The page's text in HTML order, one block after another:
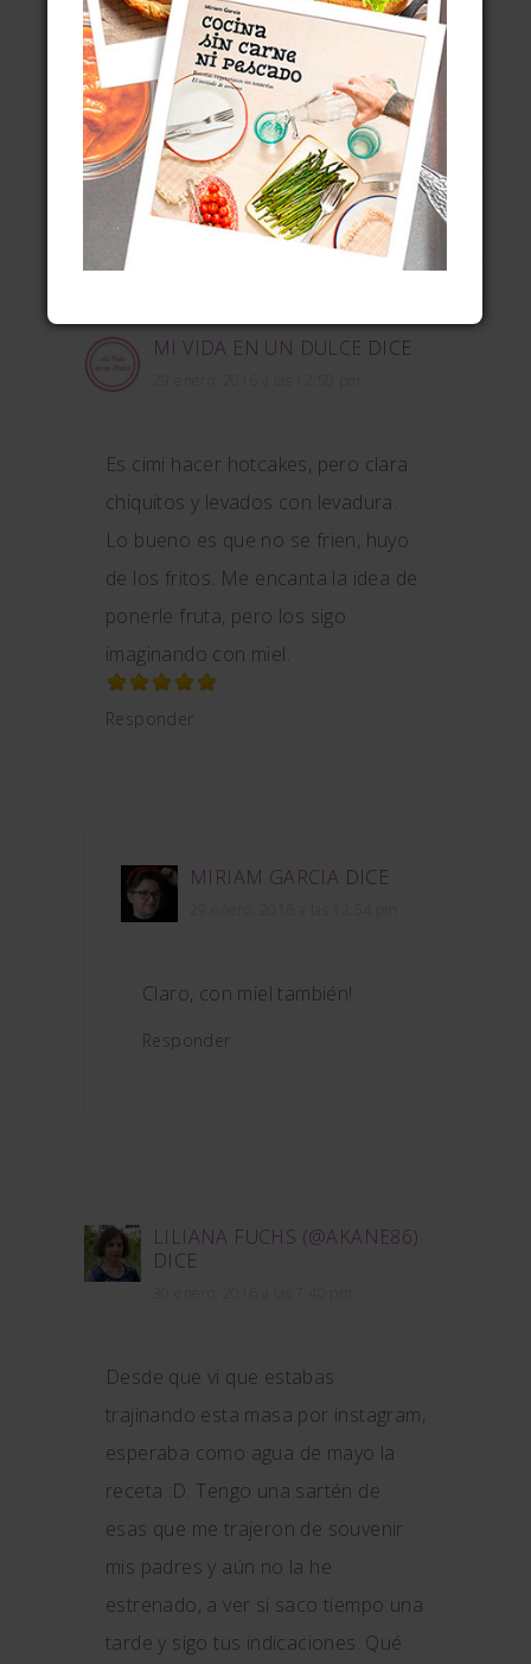
« BIZCOCHO DE NARANJA
SOPA MINESTRONE VERDE CON PESTO »
COMENTARIOS
MI VIDA EN UN DULCE DICE
Es cimi hacer hotcakes, pero clara
chiquitos y levados con levadura.
Lo bueno es que no se frien, huyo
de los fritos. Me encanta la idea de
ponerle fruta, pero los sigo
imaginando con miel.
Responder
MIRIAM GARCIA DICE
Claro, con miel también!
Responder
LILIANA FUCHS (@AKANE86)
DICE
Desde que vi que estabas
trajinando esta masa por instagram,
esperaba como agua de mayo la
receta :D. Tengo una sartén de
esas que me trajeron de souvenir
mis padres y aún no la he
estrenado, a ver si saco tiempo una
tarde y sigo tus indicaciones. Qué